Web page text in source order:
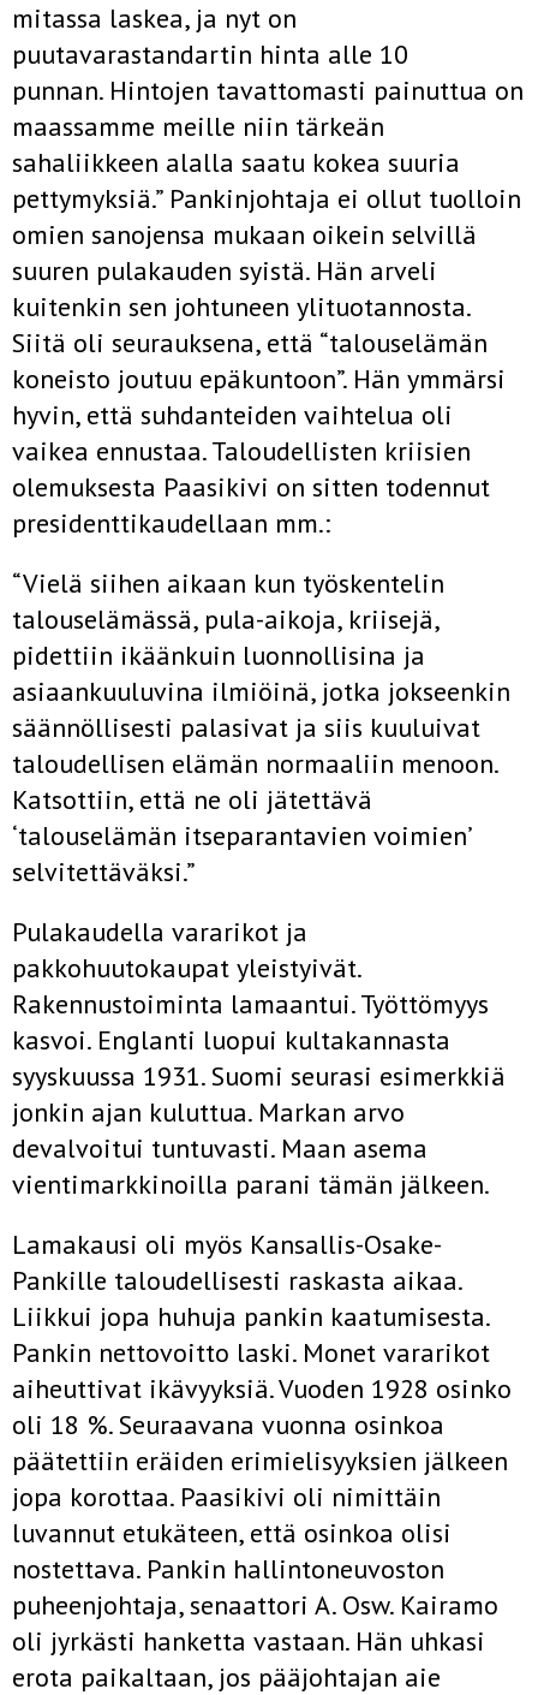
mitassa laskea, ja nyt on
puutavarastandartin hinta alle 10
punnan. Hintojen tavattomasti painuttua on
maassamme meille niin tärkeän
sahaliikkeen alalla saatu kokea suuria
pettymyksiä.” Pankinjohtaja ei ollut tuolloin
omien sanojensa mukaan oikein selvillä
suuren pulakauden syistä. Hän arveli
kuitenkin sen johtuneen ylituotannosta.
Siitä oli seurauksena, että “talouselämän
koneisto joutuu epäkuntoon”. Hän ymmärsi
hyvin, että suhdanteiden vaihtelua oli
vaikea ennustaa. Taloudellisten kriisien
olemuksesta Paasikivi on sitten todennut
presidenttikaudellaan mm.:
“Vielä siihen aikaan kun työskentelin
talouselämässä, pula-aikoja, kriisejä,
pidettiin ikäänkuin luonnollisina ja
asiaankuuluvina ilmiöinä, jotka jokseenkin
säännöllisesti palasivat ja siis kuuluivat
taloudellisen elämän normaaliin menoon.
Katsottiin, että ne oli jätettävä
‘talouselämän itseparantavien voimien’
selvitettäväksi.”
Pulakaudella vararikot ja
pakkohuutokaupat yleistyivät.
Rakennustoiminta lamaantui. Työttömyys
kasvoi. Englanti luopui kultakannasta
syyskuussa 1931. Suomi seurasi esimerkkiä
jonkin ajan kuluttua. Markan arvo
devalvoitui tuntuvasti. Maan asema
vientimarkkinoilla parani tämän jälkeen.
Lamakausi oli myös Kansallis-Osake-
Pankille taloudellisesti raskasta aikaa.
Liikkui jopa huhuja pankin kaatumisesta.
Pankin nettovoitto laski. Monet vararikot
aiheuttivat ikävyyksiä. Vuoden 1928 osinko
oli 18 %. Seuraavana vuonna osinkoa
päätettiin eräiden erimielisyyksien jälkeen
jopa korottaa. Paasikivi oli nimittäin
luvannut etukäteen, että osinkoa olisi
nostettava. Pankin hallintoneuvoston
puheenjohtaja, senaattori A. Osw. Kairamo
oli jyrkästi hanketta vastaan. Hän uhkasi
erota paikaltaan, jos pääjohtajan aie